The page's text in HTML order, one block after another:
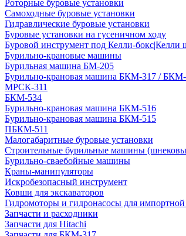
Роторные буровые установки
Самоходные буровые установки
Гидравлические буровые установки
Буровые установки на гусеничном ходу
Буровой инструмент под Келли-бокс|Келли
Бурильно-крановые машины
Бурильная машина БМ-205
Бурильно-крановая машина БКМ-317 /
МРСК-311
БКМ-534
Бурильно-крановая машина БКМ-516
Бурильно-крановая машина БКМ-515
ПБКМ-511
Малогабаритные буровые установки
Строительные бурильные машины
Бурильно-сваебойные машины
Краны-манипуляторы
Искробезопасный инструмент
Ковши для экскаваторов
Гидромоторы и гидронасосы для импортной
Запчасти и расходники
Запчасти для Hitachi